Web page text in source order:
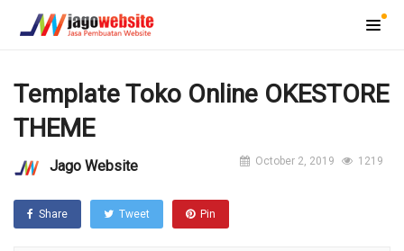
Template Toko Online OKESTORE
THEME
Jago Website October 2, 2019 1219
Share Tweet Pin